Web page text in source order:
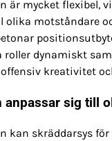
är mycket flexibel,
olika motståndare
roller dynamiskt
kreativitet
anpassar sig till
kan skräddarsys